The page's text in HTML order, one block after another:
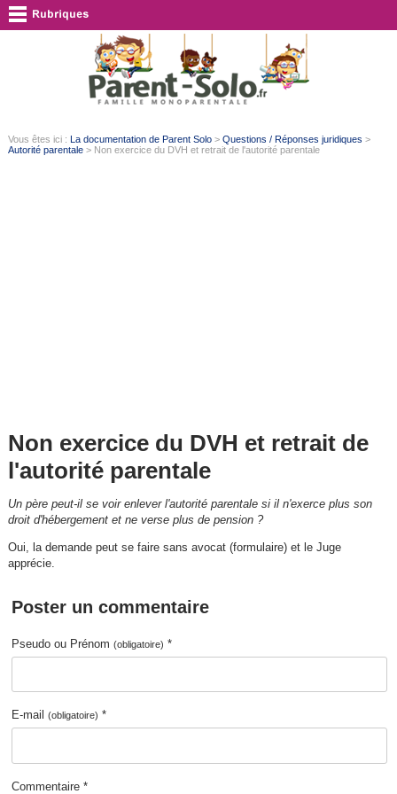
Vous êtes ici : La documentation de Parent Solo> Questions / Réponses juridiques >
Autorité parentale> Non exercice du DVH et retrait de l'autorité parentale
Non exercice du DVH et retrait de
l'autorité parentale
Un père peut-il se voir enlever l'autorité parentale si il n'exerce plus son
droit d'hébergement et ne verse plus de pension ?
Oui, la demande peut se faire sans avocat (formulaire) et le Juge
apprécie.
Poster un commentaire
Pseudo ou Prénom(obligatoire) *
E-mail(obligatoire) *
Commentaire *